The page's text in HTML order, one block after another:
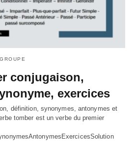
conjugaison,
exercices
définition, synonymes, antonymes et
tomber est un verbe du premier